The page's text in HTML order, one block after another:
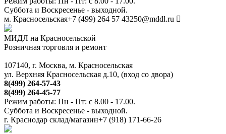
Суббота и Воскресенье - выходной.
м. Красносельская+7 (499) 264 57 43250@mddl.ru
МИДЛ на Красносельской
Розничная торговля и ремонт
107140, г. Москва, м. Красносельская
ул. Верхняя Красносельская д.10, (вход со двора)
8(499) 264-57-43
8(499) 264-45-77
Режим работы: Пн - Пт: с 8.00 - 17.00.
Суббота и Воскресенье - выходной.
г. Краснодар склад/магазин+7 (918) 171-66-26